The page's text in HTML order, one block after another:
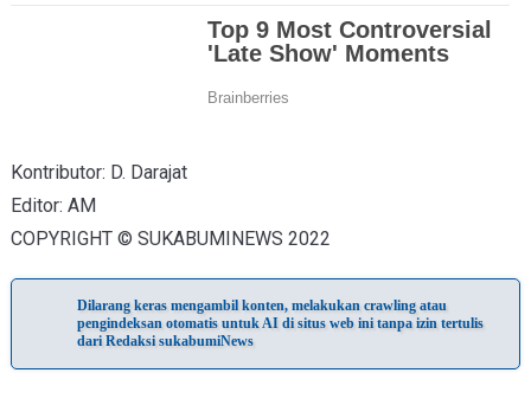
Kontributor: D. Darajat
Editor: AM
COPYRIGHT © SUKABUMINEWS 2022
Dilarang keras mengambil konten, melakukan crawling atau
pengindeksan otomatis untuk AI di situs web ini tanpa izin tertulis
dari Redaksi sukabumiNews